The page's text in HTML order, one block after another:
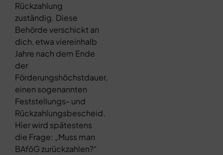
Rückzahlung
zuständig. Diese
Behörde verschickt an
dich, etwa viereinhalb
Jahre nach dem Ende
der
Förderungshöchstdauer,
einen sogenannten
Feststellungs- und
Rückzahlungsbescheid.
Hier wird spätestens
die Frage: „Muss man
BAföG zurückzahlen?“